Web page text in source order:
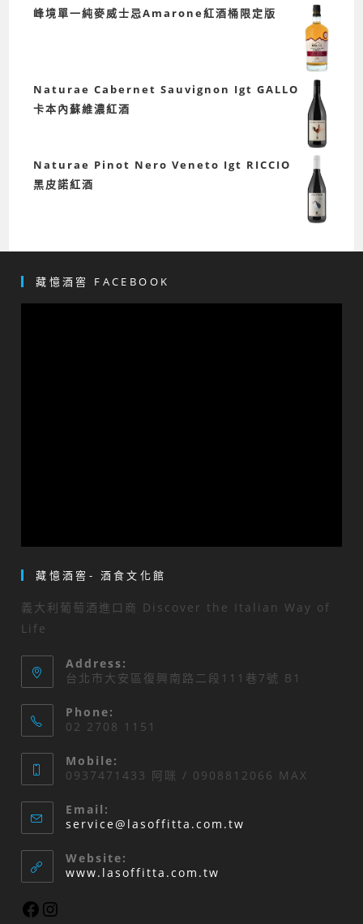
峰境單一純麥威士忌Amarone紅酒桶限定版
Naturae Cabernet Sauvignon Igt GALLO
卡本內蘇維濃紅酒
Naturae Pinot Nero Veneto Igt RICCIO
黑皮諾紅酒
藏憶酒窖 FACEBOOK
藏憶酒窖- 酒食文化館
義大利葡萄酒進口商 Discover the Italian Way of
Life
Address:
台北市大安區復興南路二段111巷7號 B1
Phone:
02 2708 1151
Mobile:
0937471433 阿咪 / 0908812066 MAX
Email:
service@lasoffitta.com.tw
Website:
www.lasoffitta.com.tw